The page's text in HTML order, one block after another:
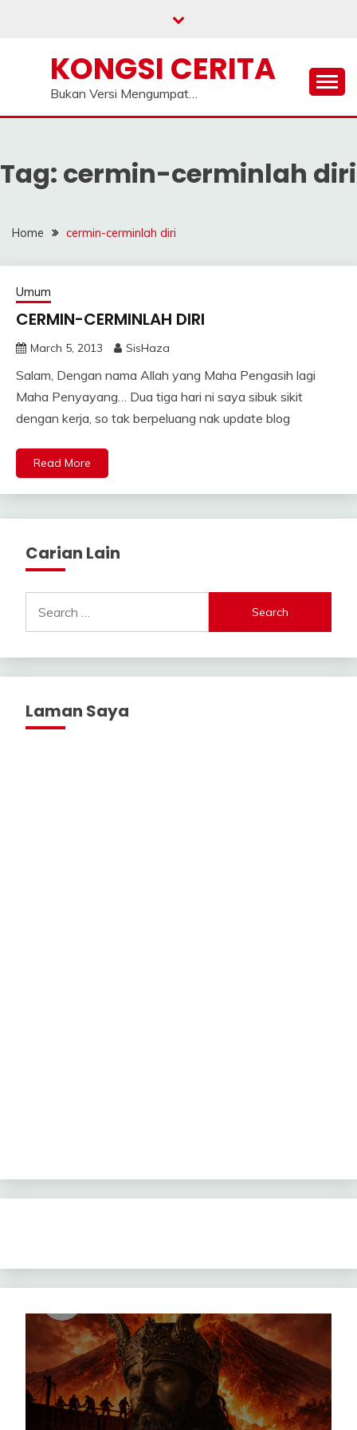
KONGSI CERITA
Bukan Versi Mengumpat…
Tag: cermin-cerminlah diri
Home cermin-cerminlah diri
Umum
CERMIN-CERMINLAH DIRI
March 5, 2013 SisHaza
Salam, Dengan nama Allah yang Maha Pengasih lagi
Maha Penyayang… Dua tiga hari ni saya sibuk sikit
dengan kerja, so tak berpeluang nak update blog
Read More
Carian Lain
for:
Laman Saya